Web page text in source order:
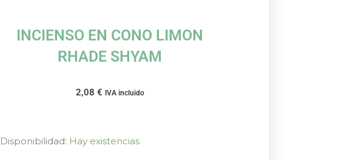
INCIENSO EN CONO LIMON
RHADE SHYAM
2,08 € IVA incluido
Disponibilidad: Hay existencias
INCIENSO